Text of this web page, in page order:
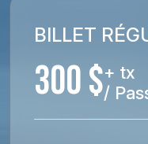
BILLET
300 $+ tx
/